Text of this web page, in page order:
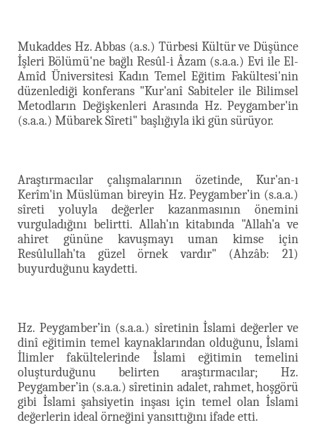
Mukaddes Hz. Abbas (a.s.) Türbesi Kültür ve Düşünce
İşleri Bölümü'ne bağlı Resûl-i Âzam (s.a.a.) Evi ile El-
Amîd Üniversitesi Kadın Temel Eğitim Fakültesi'nin
düzenlediği konferans "Kur'anî Sabiteler ile Bilimsel
Metodların Değişkenleri Arasında Hz. Peygamber'in
(s.a.a.) Mübarek Sîreti" başlığıyla iki gün sürüyor.
Araştırmacılar çalışmalarının özetinde, Kur'an-ı
Kerîm'in Müslüman bireyin Hz. Peygamber’in (s.a.a.)
sîreti yoluyla değerler kazanmasının önemini
vurguladığını belirtti. Allah'ın kitabında "Allah'a ve
ahiret gününe kavuşmayı uman kimse için
Resûlullah'ta güzel örnek vardır" (Ahzâb: 21)
buyurduğunu kaydetti.
Hz. Peygamber’in (s.a.a.) sîretinin İslami değerler ve
dinî eğitimin temel kaynaklarından olduğunu, İslami
İlimler fakültelerinde İslami eğitimin temelini
oluşturduğunu belirten araştırmacılar; Hz.
Peygamber’in (s.a.a.) sîretinin adalet, rahmet, hoşgörü
gibi İslami şahsiyetin inşası için temel olan İslami
değerlerin ideal örneğini yansıttığını ifade etti.